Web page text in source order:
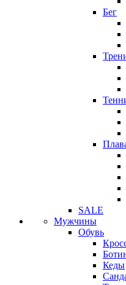
Бег
SALE
Мужчины
Обувь
Кеды